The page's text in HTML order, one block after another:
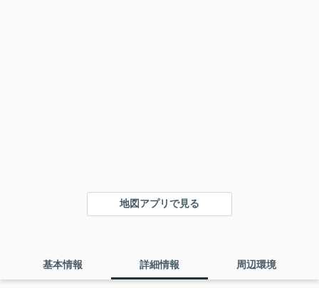
地図アプリで見る
基本情報 詳細情報 周辺環境